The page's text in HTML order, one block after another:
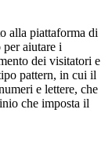
alla piattaforma di
aiutare i
dei visitatori e
pattern, in cui il
e lettere, che
che imposta il